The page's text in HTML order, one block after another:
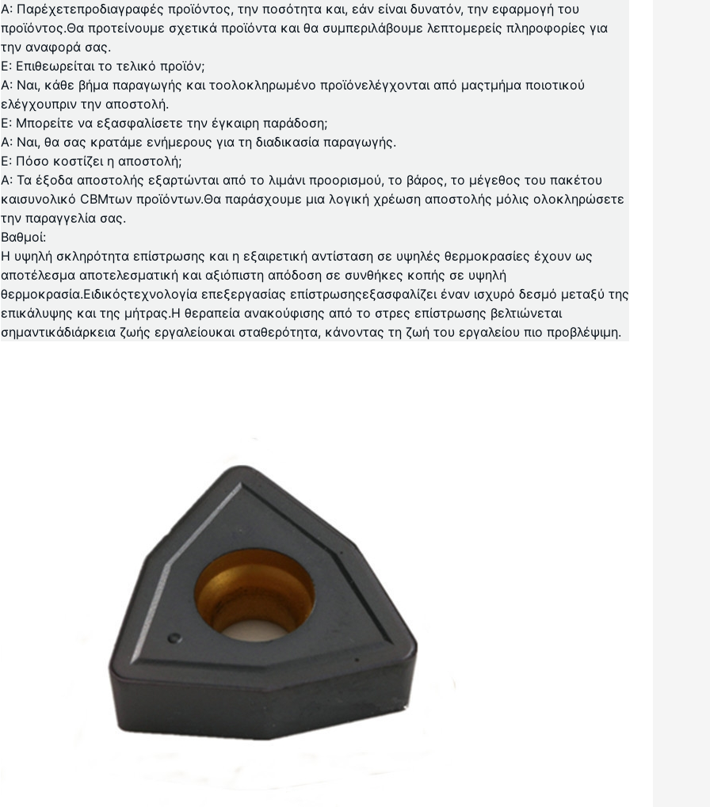
Α: Παρέχετεπροδιαγραφές προϊόντος, την ποσότητα και, εάν είναι δυνατόν, την εφαρμογή του
προϊόντος.Θα προτείνουμε σχετικά προϊόντα και θα συμπεριλάβουμε λεπτομερείς πληροφορίες για
την αναφορά σας.
Ε: Επιθεωρείται το τελικό προϊόν;
Α: Ναι, κάθε βήμα παραγωγής και τοολοκληρωμένο προϊόνελέγχονται από μαςτμήμα ποιοτικού
ελέγχουπριν την αποστολή.
Ε: Μπορείτε να εξασφαλίσετε την έγκαιρη παράδοση;
Α: Ναι, θα σας κρατάμε ενήμερους για τη διαδικασία παραγωγής.
Ε: Πόσο κοστίζει η αποστολή;
Α: Τα έξοδα αποστολής εξαρτώνται από το λιμάνι προορισμού, το βάρος, το μέγεθος του πακέτου
καισυνολικό CBMτων προϊόντων.Θα παράσχουμε μια λογική χρέωση αποστολής μόλις ολοκληρώσετε
την παραγγελία σας.
Βαθμοί:
Η υψηλή σκληρότητα επίστρωσης και η εξαιρετική αντίσταση σε υψηλές θερμοκρασίες έχουν ως
αποτέλεσμα αποτελεσματική και αξιόπιστη απόδοση σε συνθήκες κοπής σε υψηλή
θερμοκρασία.Ειδικόςτεχνολογία επεξεργασίας επίστρωσηςεξασφαλίζει έναν ισχυρό δεσμό μεταξύ της
επικάλυψης και της μήτρας.Η θεραπεία ανακούφισης από το στρες επίστρωσης βελτιώνεται
σημαντικάδιάρκεια ζωής εργαλείουκαι σταθερότητα, κάνοντας τη ζωή του εργαλείου πιο προβλέψιμη.